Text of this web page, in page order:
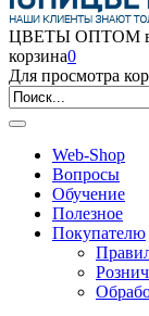
ЦВЕТЫ ОПТОМ
корзина0
Для просмотра
Web-Shop
Вопросы
Обучение
Полезное
Покупателю